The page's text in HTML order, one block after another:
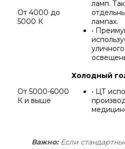
От 4000 до
5000 К
ламп.
лампах.
•
От 5000-6000
К и выше
Холодный
• ЦТ
Важно:Если